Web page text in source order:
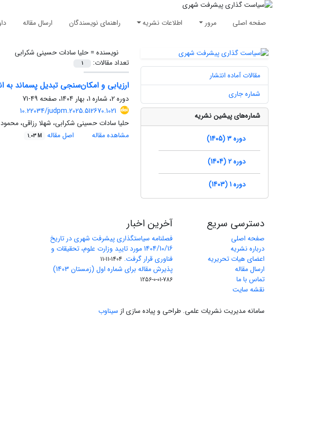
صفحه اصلی مرور اطلاعات نشریه راهنمای نویسندگان ارسال مقاله
نویسنده =حلیا سادات حسینی شکرابی
تعداد مقالات:
1
ارزیابی و امکان‌سنجی تبدیل پسماند به
دوره 2، شماره 1، بهار 1404، صفحه
49-71
10.22034/judpm.2025.512670.1021
حلیا سادات حسینی شکرابی، شهلا رزاقی،
مشاهده مقاله
اصل مقاله 1.03 M
مقالات آماده انتشار
شماره جاری
شماره‌های پیشین نشریه
دوره 3 (1405)
دوره 2 (1404)
دوره 1 (1403)
دسترسی سریع
صفحه اصلی
درباره نشریه
اعضای هیات تحریریه
ارسال مقاله
تماس با ما
نقشه سایت
آخرین اخبار
فصلنامه سیاستگذاری پیشرفت شهری در تاریخ
1404/10/16 مورد تایید وزارت علوم، تحقیقات و
فناوری قرار گرفت. 1404-11-11
پذیرش مقاله برای شماره اول (زمستان 1403)
786-01-0-1256
سامانه مدیریت نشریات علمی. طراحی و پیاده سازی از سیناوب